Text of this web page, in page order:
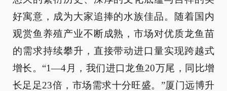
好寓意，成为大家追捧的水族佳品。随着国内
观赏鱼养殖产业不断成熟，市场对优质龙鱼苗
的需求持续攀升，直接带动进口量实现跨越式
增长。“1—4月，我们进口龙鱼20万尾，同比增
长足足23倍，市场需求十分旺盛。”厦门远博升